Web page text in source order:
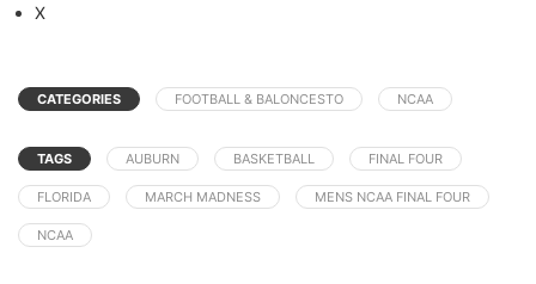
X
CATEGORIES FOOTBALL & BALONCESTO NCAA
TAGS AUBURN BASKETBALL FINAL FOUR
FLORIDA MARCH MADNESS MENS NCAA FINAL FOUR
NCAA